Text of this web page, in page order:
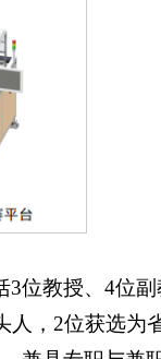
位教授、4位
，2位获选为